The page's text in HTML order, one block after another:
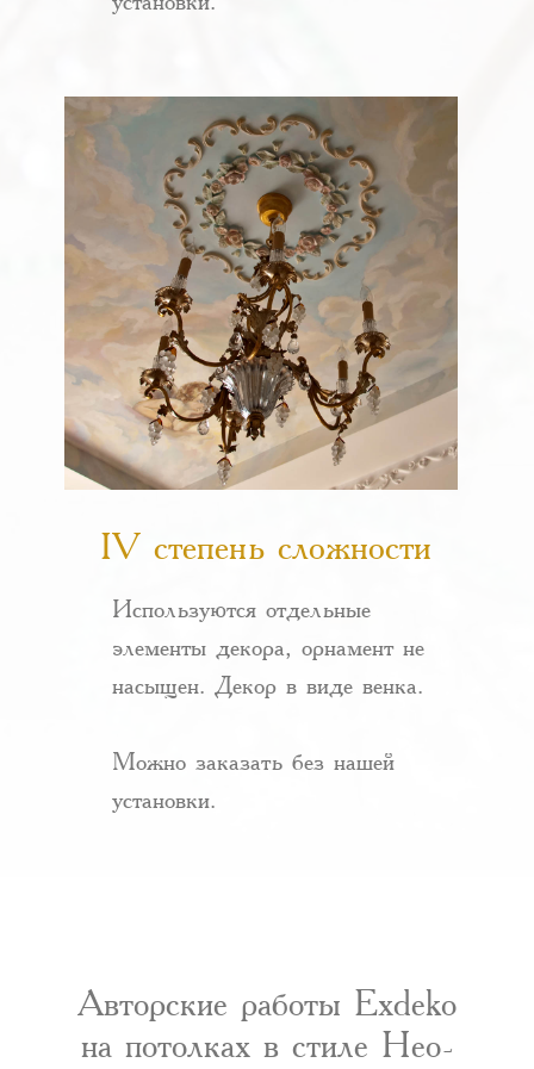
IV степень сложности
Используются отдельные
элементы декора, орнамент не
насыщен. Декор в виде венка.
Можно заказать без нашей
установки.
Авторские работы Exdeko
на потолках в стиле Нео-